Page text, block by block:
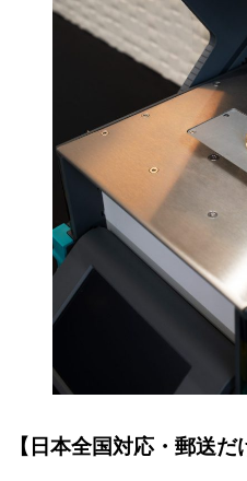
【日本全国対応・郵送だ